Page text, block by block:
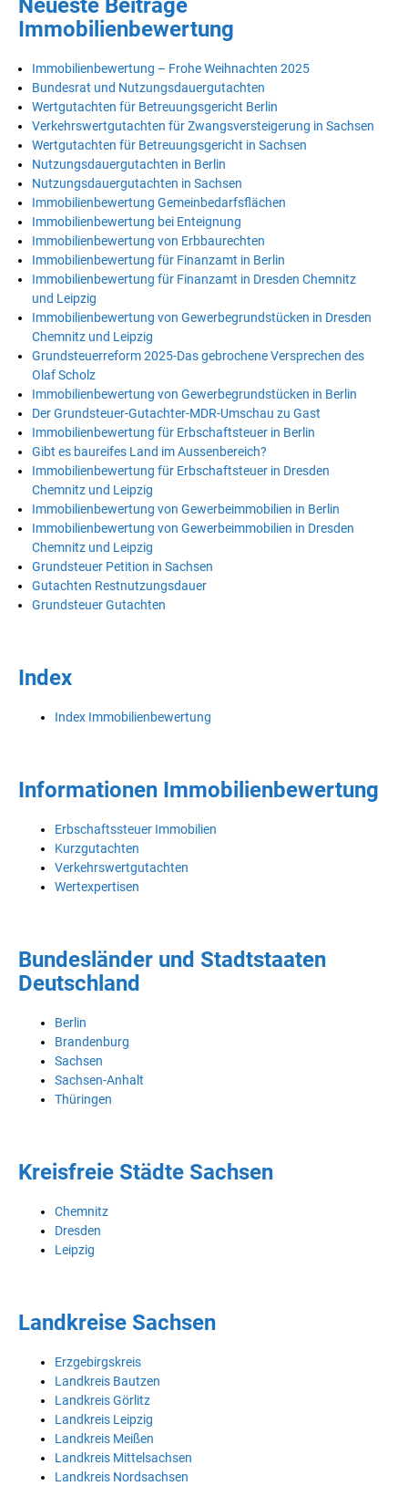
Neueste Beiträge
Immobilienbewertung
Immobilienbewertung – Frohe Weihnachten 2025
Bundesrat und Nutzungsdauergutachten
Wertgutachten für Betreuungsgericht Berlin
Verkehrswertgutachten für Zwangsversteigerung in Sachsen
Wertgutachten für Betreuungsgericht in Sachsen
Nutzungsdauergutachten in Berlin
Nutzungsdauergutachten in Sachsen
Immobilienbewertung Gemeinbedarfsflächen
Immobilienbewertung bei Enteignung
Immobilienbewertung von Erbbaurechten
Immobilienbewertung für Finanzamt in Berlin
Immobilienbewertung für Finanzamt in Dresden Chemnitz
und Leipzig
Immobilienbewertung von Gewerbegrundstücken in Dresden
Chemnitz und Leipzig
Grundsteuerreform 2025-Das gebrochene Versprechen des
Olaf Scholz
Immobilienbewertung von Gewerbegrundstücken in Berlin
Der Grundsteuer-Gutachter-MDR-Umschau zu Gast
Immobilienbewertung für Erbschaftsteuer in Berlin
Gibt es baureifes Land im Aussenbereich?
Immobilienbewertung für Erbschaftsteuer in Dresden
Chemnitz und Leipzig
Immobilienbewertung von Gewerbeimmobilien in Berlin
Immobilienbewertung von Gewerbeimmobilien in Dresden
Chemnitz und Leipzig
Grundsteuer Petition in Sachsen
Gutachten Restnutzungsdauer
Grundsteuer Gutachten
Index
Index Immobilienbewertung
Informationen Immobilienbewertung
Erbschaftssteuer Immobilien
Kurzgutachten
Verkehrswertgutachten
Wertexpertisen
Bundesländer und Stadtstaaten
Deutschland
Berlin
Brandenburg
Sachsen
Sachsen-Anhalt
Thüringen
Kreisfreie Städte Sachsen
Chemnitz
Dresden
Leipzig
Landkreise Sachsen
Erzgebirgskreis
Landkreis Bautzen
Landkreis Görlitz
Landkreis Leipzig
Landkreis Meißen
Landkreis Mittelsachsen
Landkreis Nordsachsen